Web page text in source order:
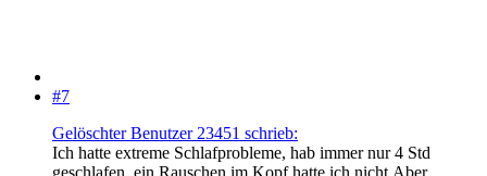
#7
Gelöschter Benutzer 23451 schrieb:
Ich hatte extreme Schlafprobleme, hab immer nur 4 Std
geschlafen, ein Rauschen im Kopf hatte ich nicht.Aber